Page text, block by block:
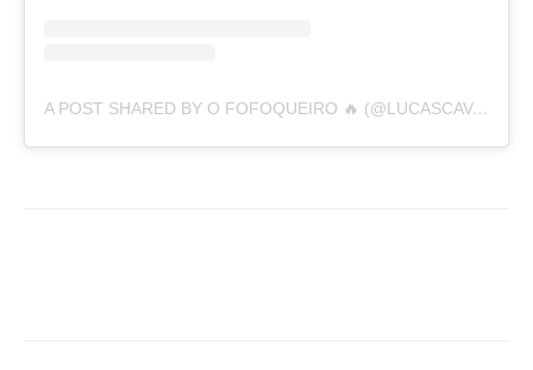
A POST SHARED BY O FOFOQUEIRO 🔥 (@LUCASCAVALCANTE16)